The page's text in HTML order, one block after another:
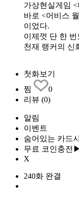
가상현실게임
바로 <어비스
이었다.
이제껏 단 한
천재 랭커의 신
첫화보기
찜
0
리뷰 (0)
알림
이벤트
숨어있는 카드
무료 코인충전▶
X
240화 완결